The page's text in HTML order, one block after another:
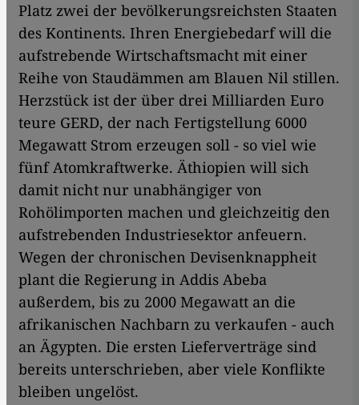
Platz zwei der bevölkerungsreichsten Staaten
des Kontinents. Ihren Energiebedarf will die
aufstrebende Wirtschaftsmacht mit einer
Reihe von Staudämmen am Blauen Nil stillen.
Herzstück ist der über drei Milliarden Euro
teure GERD, der nach Fertigstellung 6000
Megawatt Strom erzeugen soll - so viel wie
fünf Atomkraftwerke. Äthiopien will sich
damit nicht nur unabhängiger von
Rohölimporten machen und gleichzeitig den
aufstrebenden Industriesektor anfeuern.
Wegen der chronischen Devisenknappheit
plant die Regierung in Addis Abeba
außerdem, bis zu 2000 Megawatt an die
afrikanischen Nachbarn zu verkaufen - auch
an Ägypten. Die ersten Lieferverträge sind
bereits unterschrieben, aber viele Konflikte
bleiben ungelöst.